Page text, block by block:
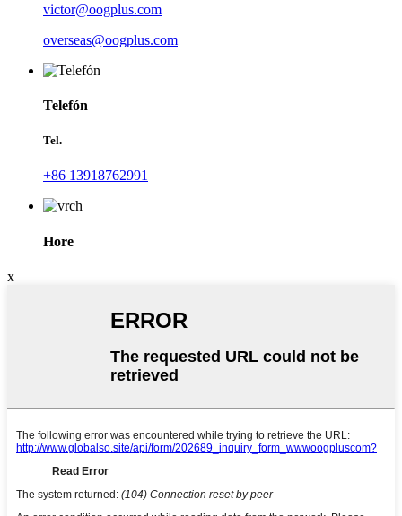
victor@oogplus.com
overseas@oogplus.com
Telefón
Tel.
+86 13918762991
Hore
x